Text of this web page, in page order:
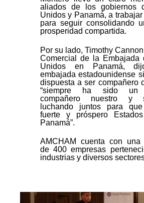
aliados de los gobiernos
Unidos y Panamá, a
para seguir consolidando
prosperidad compartida.
Por su lado, Timothy
Comercial de la Embajada
Unidos en Panamá,
embajada estadounidense
dispuesta a ser compañero
“siempre ha sido un
compañero nuestro y
luchando juntos para
fuerte y próspero
Panamá”.
AMCHAM cuenta con una
de 400 empresas
industrias y diversos